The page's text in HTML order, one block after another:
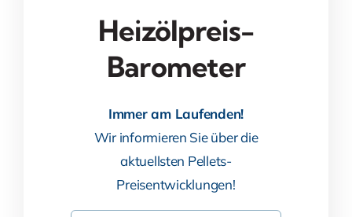
Heizölpreis-
Barometer
Immer am Laufenden!
Wir informieren Sie über die
aktuellsten Pellets-
Preisentwicklungen!